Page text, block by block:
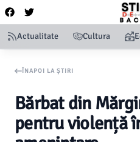
Actualitate Cultura
ÎNAPOI LA ȘTIRI
Bărbat din
pentru violență